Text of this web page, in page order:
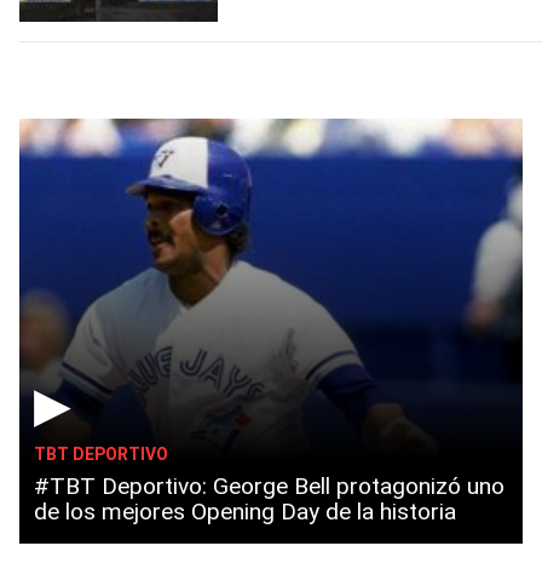
▶
TBT DEPORTIVO
#TBT Deportivo: George Bell protagonizó uno
de los mejores Opening Day de la historia